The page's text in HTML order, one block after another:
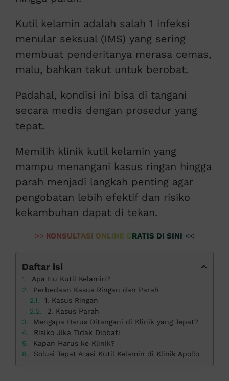
Kutil kelamin adalah salah 1 infeksi
menular seksual (IMS) yang sering
membuat penderitanya merasa cemas,
malu, bahkan takut untuk berobat.
Padahal, kondisi ini bisa di tangani
secara medis dengan prosedur yang
tepat.
Memilih klinik kutil kelamin yang
mampu menangani kasus ringan hingga
parah menjadi langkah penting agar
pengobatan lebih efektif dan risiko
kekambuhan dapat di tekan.
>> KONSULTASI ONLINE GRATIS DI SINI <<
Daftar isi
Apa Itu Kutil Kelamin?
Perbedaan Kasus Ringan dan Parah
1. Kasus Ringan
2. Kasus Parah
Mengapa Harus Ditangani di Klinik yang Tepat?
Risiko Jika Tidak Diobati
Kapan Harus ke Klinik?
Solusi Tepat Atasi Kutil Kelamin di Klinik Apollo